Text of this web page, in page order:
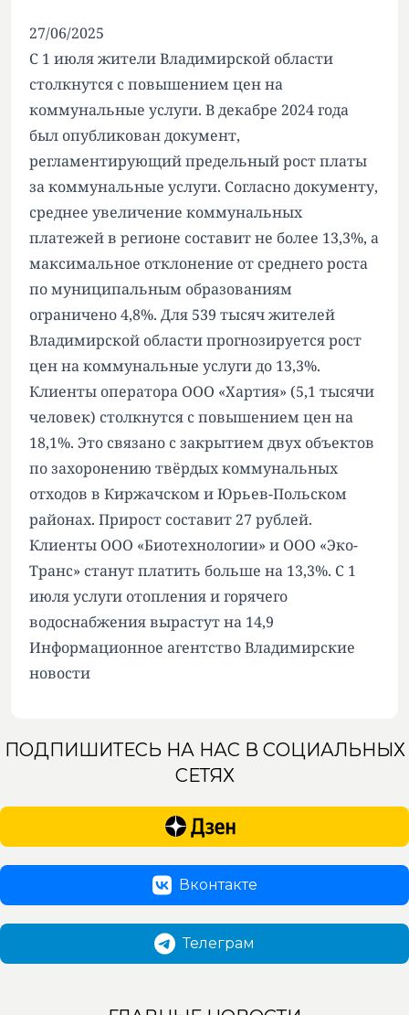
27/06/2025
С 1 июля жители Владимирской области
столкнутся с повышением цен на
коммунальные услуги. В декабре 2024 года
был опубликован документ,
регламентирующий предельный рост платы
за коммунальные услуги. Согласно документу,
среднее увеличение коммунальных
платежей в регионе составит не более 13,3%, а
максимальное отклонение от среднего роста
по муниципальным образованиям
ограничено 4,8%. Для 539 тысяч жителей
Владимирской области прогнозируется рост
цен на коммунальные услуги до 13,3%.
Клиенты оператора ООО «Хартия» (5,1 тысячи
человек) столкнутся с повышением цен на
18,1%. Это связано с закрытием двух объектов
по захоронению твёрдых коммунальных
отходов в Киржачском и Юрьев-Польском
районах. Прирост составит 27 рублей.
Клиенты ООО «Биотехнологии» и ООО «Эко-
Транс» станут платить больше на 13,3%. С 1
июля услуги отопления и горячего
водоснабжения вырастут на 14,9
Информационное агентство Владимирские
новости
ПОДПИШИТЕСЬ НА НАС В СОЦИАЛЬНЫХ
СЕТЯХ
Вконтакте
Телеграм